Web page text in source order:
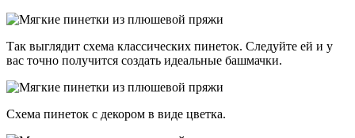
Так выглядит схема классических пинеток. Следуйте ей и у
вас точно получится создать идеальные башмачки.
Схема пинеток с декором в виде цветка.